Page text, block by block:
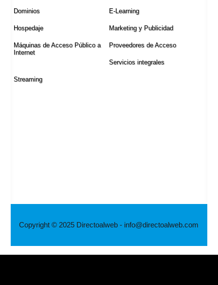
Dominios E-Learning
Hospedaje Marketing y Publicidad
Máquinas de Acceso Público a
Internet
Proveedores de Acceso
Servicios integrales
Streaming
Copyright © 2025 Directoalweb - info@directoalweb.com